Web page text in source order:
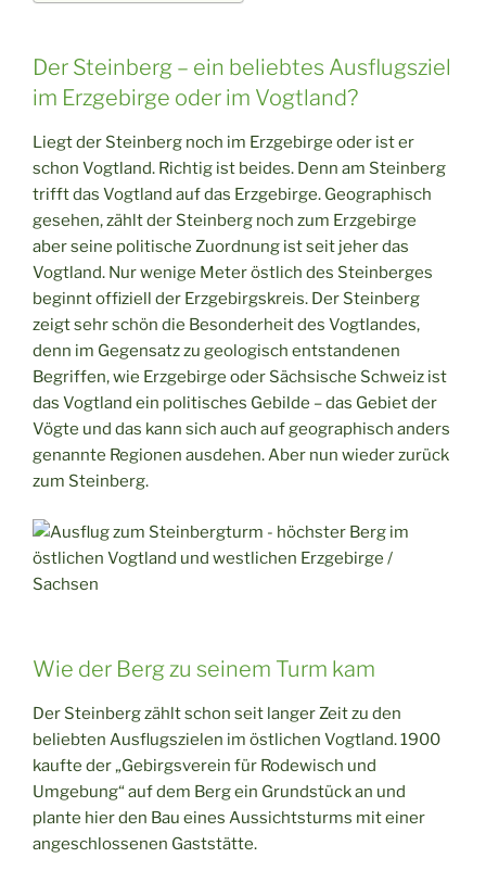
Der Steinberg – ein beliebtes Ausflugsziel
im Erzgebirge oder im Vogtland?
Liegt der Steinberg noch im Erzgebirge oder ist er
schon Vogtland. Richtig ist beides. Denn am Steinberg
trifft das Vogtland auf das Erzgebirge. Geographisch
gesehen, zählt der Steinberg noch zum Erzgebirge
aber seine politische Zuordnung ist seit jeher das
Vogtland. Nur wenige Meter östlich des Steinberges
beginnt offiziell der Erzgebirgskreis. Der Steinberg
zeigt sehr schön die Besonderheit des Vogtlandes,
denn im Gegensatz zu geologisch entstandenen
Begriffen, wie Erzgebirge oder Sächsische Schweiz ist
das Vogtland ein politisches Gebilde – das Gebiet der
Vögte und das kann sich auch auf geographisch anders
genannte Regionen ausdehen. Aber nun wieder zurück
zum Steinberg.
Wie der Berg zu seinem Turm kam
Der Steinberg zählt schon seit langer Zeit zu den
beliebten Ausflugszielen im östlichen Vogtland. 1900
kaufte der „Gebirgsverein für Rodewisch und
Umgebung“ auf dem Berg ein Grundstück an und
plante hier den Bau eines Aussichtsturms mit einer
angeschlossenen Gaststätte.